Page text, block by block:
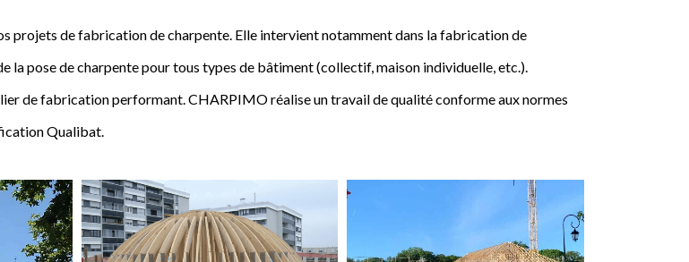
projets de fabrication de charpente. Elle intervient notamment dans la fabrication de
la pose de charpente pour tous types de bâtiment (collectif, maison individuelle, etc.).
de fabrication performant. CHARPIMO réalise un travail de qualité conforme aux normes
Qualibat.